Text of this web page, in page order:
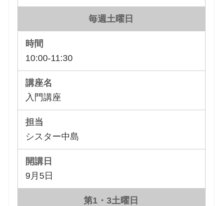
毎週土曜日
10:00-11:30
入門講座
シスター中島
9月5日
第1・3土曜日